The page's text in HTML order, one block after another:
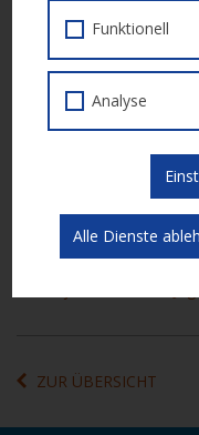
Alle Präsentation der
zur Verfügung:
Broschüre „Europa
Vortrag
Brigitte Unger
Projekt KeCK Mobil
ZUR ÜBERSICHT
Funktionell
Analyse
Alle Dienste